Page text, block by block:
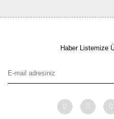
Haber Listemize